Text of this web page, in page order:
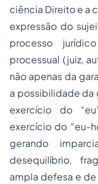
ciência Direito e a
expressão do
processo
processual (juiz,
não apenas da
a possibilidade da
exercício do
exercício do “eu-
gerando
desequilíbrio,
ampla defesa e